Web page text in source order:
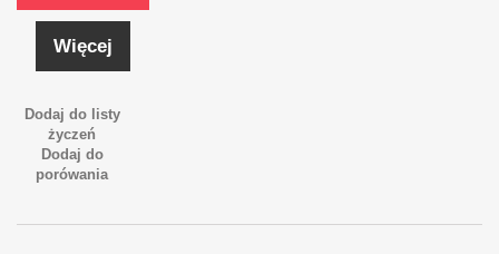
Więcej
Dodaj do listy
życzeń
Dodaj do
porówania